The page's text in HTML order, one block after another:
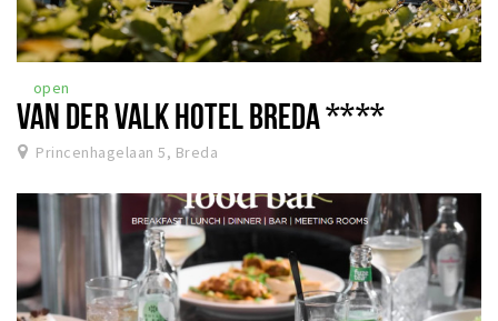
open
VAN DER VALK HOTEL BREDA ****
Princenhagelaan 5, Breda